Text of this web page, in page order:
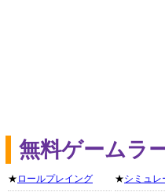
無料ゲームラ
★ ロールプレイング ★シミュレ